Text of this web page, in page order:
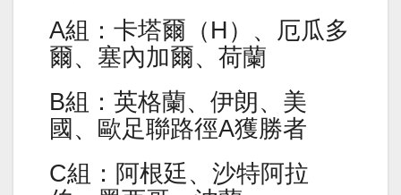
A組：卡塔爾（H）、厄瓜多
爾、塞內加爾、荷蘭
B組：英格蘭、伊朗、美
國、歐足聯路徑A獲勝者
C組：阿根廷、沙特阿拉